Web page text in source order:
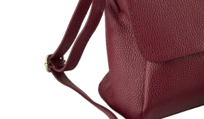
Genți Argintii